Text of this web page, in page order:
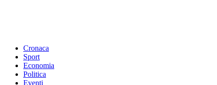
Cronaca
Sport
Economia
Politica
Eventi